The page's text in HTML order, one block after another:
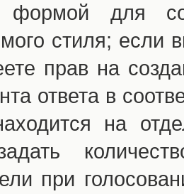
формой для
стиля; если
прав на
ответа в
на
при